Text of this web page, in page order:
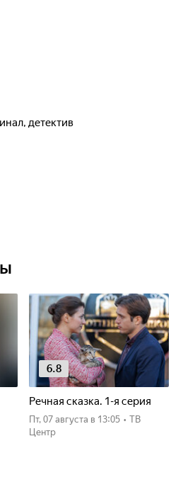
детектив
6.8
Речная сказка. 1-я серия
пт, 07 августа в 13:05 • ТВ
Центр